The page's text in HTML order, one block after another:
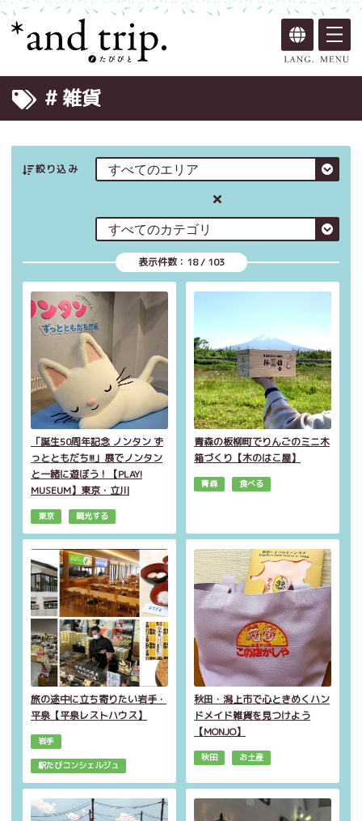
# 雑貨
絞り込み
表示件数： 18/ 103
「誕生50周年記念 ノンタン ず
っとともだち!!!」展でノンタン
と一緒に遊ぼう！【PLAY!
MUSEUM】東京・立川
東京 観光する
青森の板柳町でりんごのミニ木
箱づくり【木のはこ屋】
青森 食べる
旅の途中に立ち寄りたい岩手・
平泉【平泉レストハウス】
岩手
駅たびコンシェルジュ
秋田・潟上市で心ときめくハン
ドメイド雑貨を見つけよう
【MONJO】
秋田 お土産